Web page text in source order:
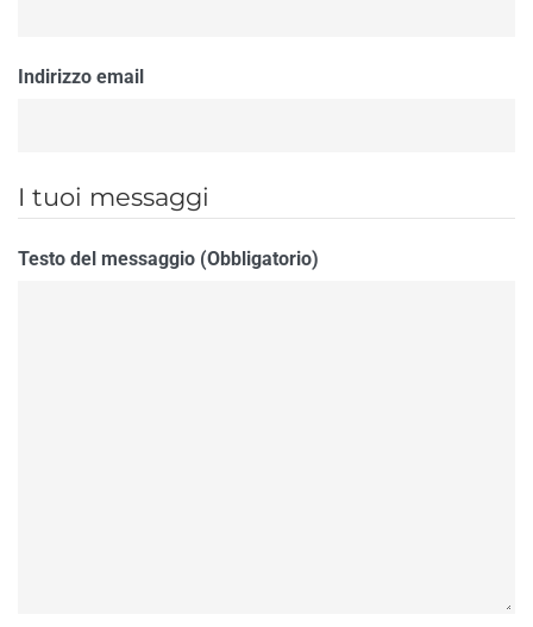
Indirizzo email
I tuoi messaggi
Testo del messaggio (Obbligatorio)